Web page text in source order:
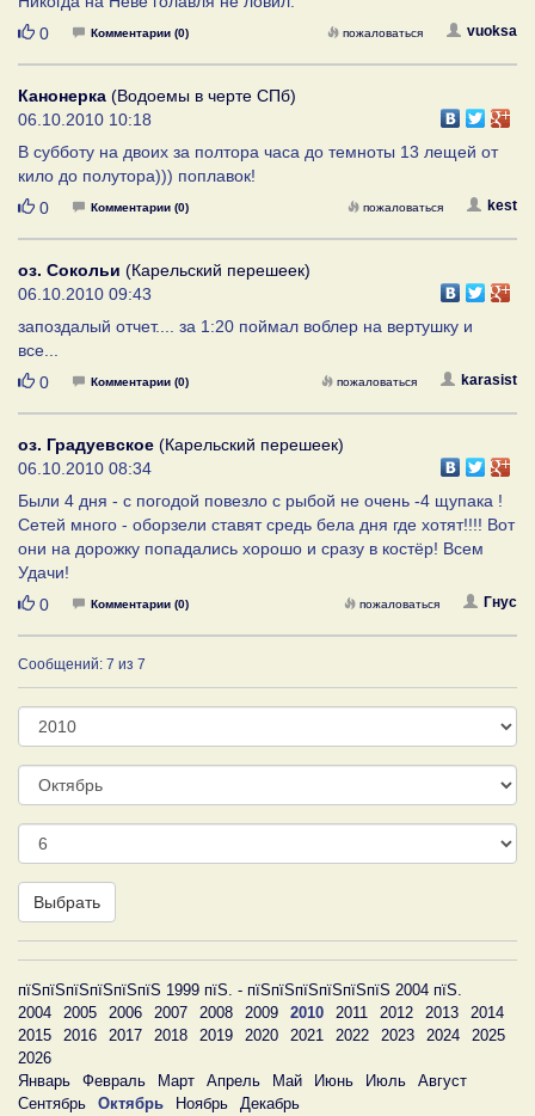
Нравится
0 Комментарии (0) vuoksa
пожаловаться
Канонерка (Водоемы в черте СПб)
06.10.2010 10:18
В субботу на двоих за полтора часа до темноты 13 лещей от
кило до полутора))) поплавок!
Нравится
0 Комментарии (0) kest
пожаловаться
оз. Сокольи (Карельский перешеек)
06.10.2010 09:43
запоздалый отчет.... за 1:20 поймал воблер на вертушку и
все...
Нравится
0 Комментарии (0) karasist
пожаловаться
оз. Градуевское (Карельский перешеек)
06.10.2010 08:34
Были 4 дня - с погодой повезло с рыбой не очень -4 щупака !
Сетей много - оборзели ставят средь бела дня где хотят!!!! Вот
они на дорожку попадались хорошо и сразу в костёр! Всем
Удачи!
Нравится
0 Комментарии (0) Гнус
пожаловаться
Сообщений: 7 из 7
Год
Месяц
День
Выбрать
пїЅпїЅпїЅпїЅпїЅпїЅ 1999 пїЅ. - пїЅпїЅпїЅпїЅпїЅпїЅ 2004 пїЅ.
2004
2005 2006 2007 2008 2009 2010 2011 2012 2013
2014
2015
2016 2017 2018 2019 2020 2021 2022 2023 2024
2025
2026
Январь
Февраль Март Апрель Май Июнь Июль
Август
Сентябрь
Октябрь Ноябрь
Декабрь